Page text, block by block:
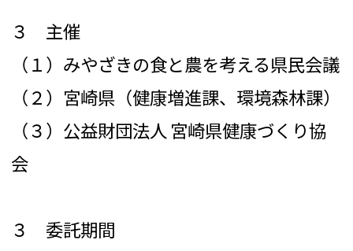
３ 主催
（１）みやざきの食と農を考える県民会議
（２）宮崎県（健康増進課、環境森林課）
（３）公益財団法人 宮崎県健康づくり協
会
３ 委託期間